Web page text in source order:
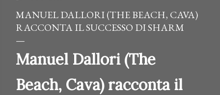
MANUEL DALLORI (THE BEACH, CAVA)
RACCONTA IL SUCCESSO DI SHARM
Manuel Dallori (The
Beach, Cava) racconta il